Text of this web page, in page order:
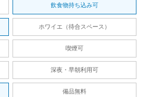
飲食物持ち込み可
ホワイエ（待合スペース）
喫煙可
深夜・早朝利用可
備品無料